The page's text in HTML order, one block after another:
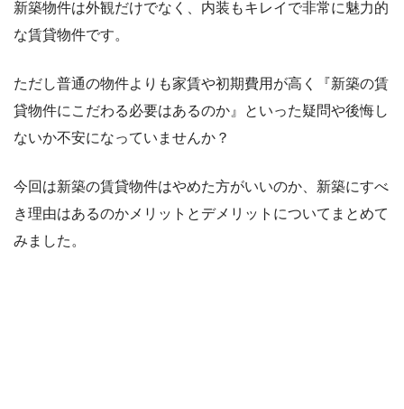
新築物件は外観だけでなく、内装もキレイで非常に魅力的
な賃貸物件です。
ただし普通の物件よりも家賃や初期費用が高く『新築の賃
貸物件にこだわる必要はあるのか』といった疑問や後悔し
ないか不安になっていませんか？
今回は新築の賃貸物件はやめた方がいいのか、新築にすべ
き理由はあるのかメリットとデメリットについてまとめて
みました。